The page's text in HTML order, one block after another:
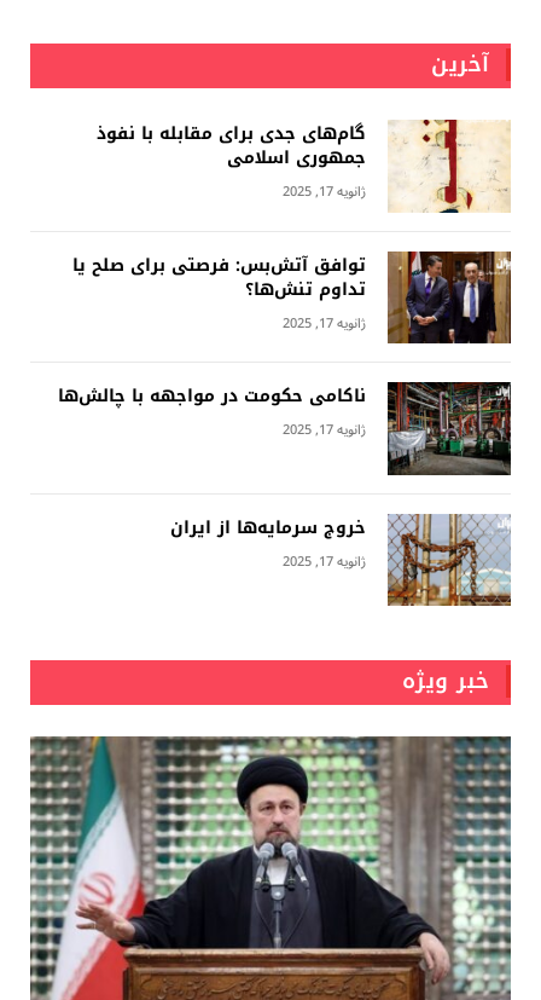
آخرین
گام‌های جدی برای مقابله با نفوذ
جمهوری اسلامى
ژانویه 17, 2025
توافق آتش‌بس: فرصتی برای صلح یا
تداوم تنش‌ها؟
ژانویه 17, 2025
ناکامی حکومت در مواجهه با چالش‌ها
ژانویه 17, 2025
خروج سرمایه‌ها از ایران
ژانویه 17, 2025
خبر ویژه